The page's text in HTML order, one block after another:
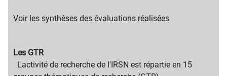
Voir les synthèses des évaluations réalisées
Migration
content
Les GTR
Migration
L'activité de recherche de l'IRSN est répartie en 15